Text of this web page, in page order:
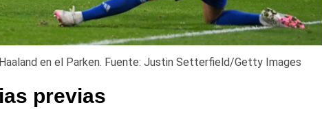
en el Parken. Fuente: Justin Setterfield/Getty Images
previas